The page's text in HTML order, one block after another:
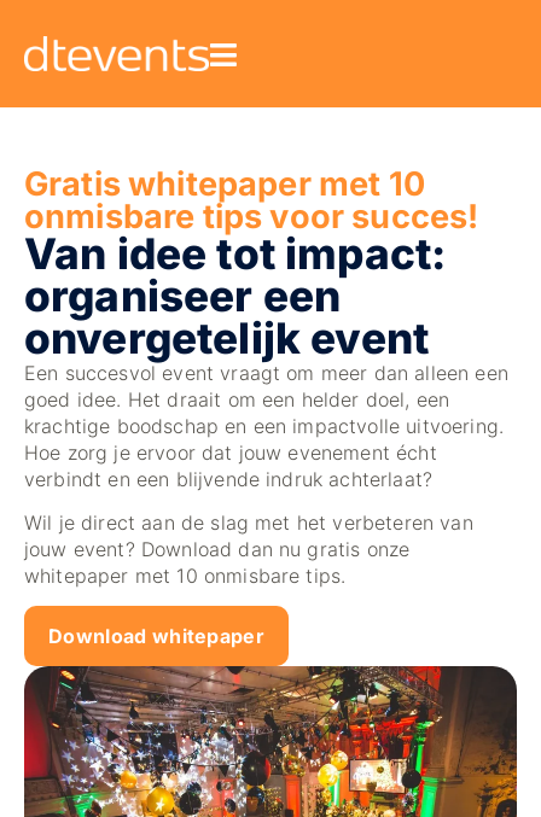
Gratis whitepaper met 10
onmisbare tips voor succes!
Van idee tot impact:
organiseer een
onvergetelijk event
Een succesvol event vraagt om meer dan alleen een
goed idee. Het draait om een helder doel, een
krachtige boodschap en een impactvolle uitvoering.
Hoe zorg je ervoor dat jouw evenement écht
verbindt en een blijvende indruk achterlaat?
Wil je direct aan de slag met het verbeteren van
jouw event? Download dan nu gratis onze
whitepaper met 10 onmisbare tips.
Download whitepaper